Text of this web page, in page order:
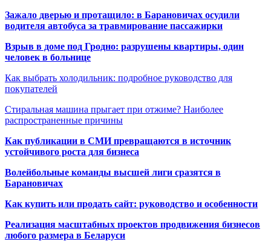
Зажало дверью и протащило: в Барановичах осудили
водителя автобуса за травмирование пассажирки
Взрыв в доме под Гродно: разрушены квартиры, один
человек в больнице
Как выбрать холодильник: подробное руководство для
покупателей
Стиральная машина прыгает при отжиме? Наиболее
распространенные причины
Как публикации в СМИ превращаются в источник
устойчивого роста для бизнеса
Волейбольные команды высшей лиги сразятся в
Барановичах
Как купить или продать сайт: руководство и особенности
Реализация масштабных проектов продвижения бизнесов
любого размера в Беларуси